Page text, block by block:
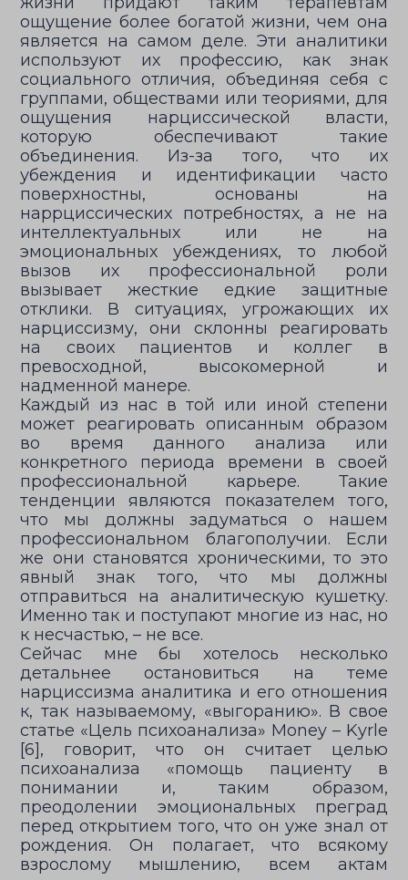
ощущение более богатой жизни, чем она
является на самом деле. Эти аналитики
используют их профессию, как знак
социального отличия, объединяя себя с
группами, обществами или теориями, для
ощущения нарциссической власти,
которую обеспечивают такие
объединения. Из-за того, что их
убеждения и идентификации часто
поверхностны, основаны на
наррциссических потребностях, а не на
интеллектуальных или не на
эмоциональных убеждениях, то любой
вызов их профессиональной роли
вызывает жесткие едкие защитные
отклики. В ситуациях, угрожающих их
нарциссизму, они склонны реагировать
на своих пациентов и коллег в
превосходной, высокомерной и
надменной манере.
Каждый из нас в той или иной степени
может реагировать описанным образом
во время данного анализа или
конкретного периода времени в своей
профессиональной карьере. Такие
тенденции являются показателем того,
что мы должны задуматься о нашем
профессиональном благополучии. Если
же они становятся хроническими, то это
явный знак того, что мы должны
отправиться на аналитическую кушетку.
Именно так и поступают многие из нас, но
к несчастью, – не все.
Сейчас мне бы хотелось несколько
детальнее остановиться на теме
нарциссизма аналитика и его отношения
к, так называемому, «выгоранию». В свое
статье «Цель психоанализа» Money – Kyrle
[6], говорит, что он считает целью
психоанализа «помощь пациенту в
понимании и, таким образом,
преодолении эмоциональных преград
перед открытием того, что он уже знал от
рождения. Он полагает, что всякому
взрослому мышлению, всем актам